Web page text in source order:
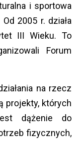
i sportowa
2005 r. działa
III Wieku. To
Forum
na rzecz
projekty, których
dążenie do
fizycznych,